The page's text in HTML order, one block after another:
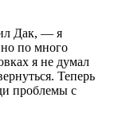
Дак, — я
по много
я не думал
Теперь
проблемы с